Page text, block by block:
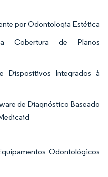
por Odontologia Estética
Cobertura de Planos
Dispositivos Integrados à
de Diagnóstico Baseado
Odontológicos